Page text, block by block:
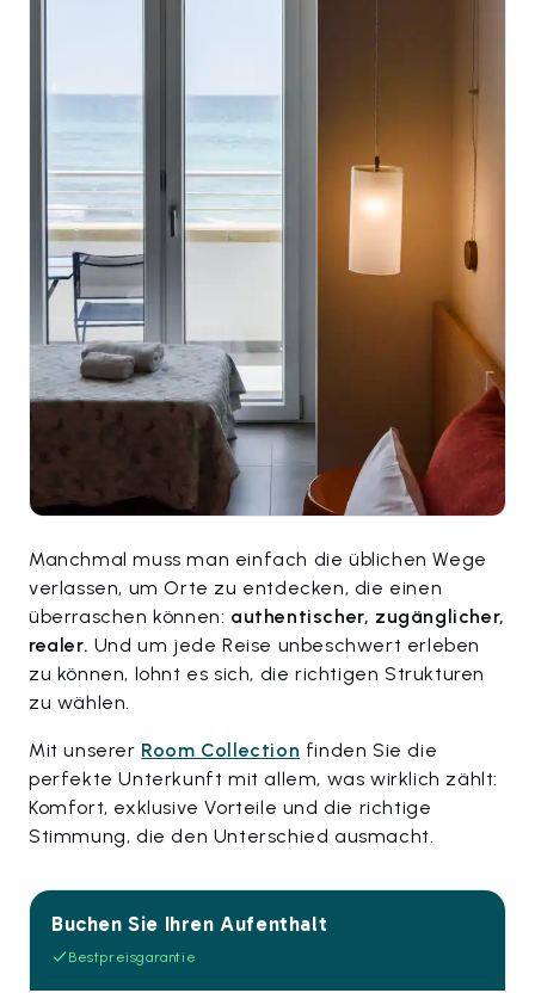
Manchmal muss man einfach die üblichen Wege
verlassen, um Orte zu entdecken, die einen
überraschen können: authentischer, zugänglicher,
realer. Und um jede Reise unbeschwert erleben
zu können, lohnt es sich, die richtigen Strukturen
zu wählen.
Mit unserer Room Collection finden Sie die
perfekte Unterkunft mit allem, was wirklich zählt:
Komfort, exklusive Vorteile und die richtige
Stimmung, die den Unterschied ausmacht.
Buchen Sie Ihren Aufenthalt
Bestpreisgarantie